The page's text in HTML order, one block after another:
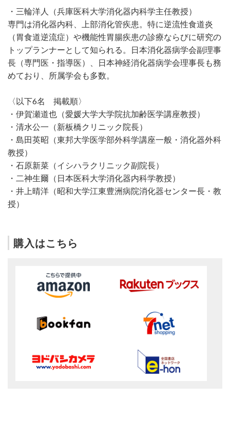
・三輪洋人（兵庫医科大学消化器内科学主任教授）
専門は消化器内科、上部消化管疾患。特に逆流性食道炎
（胃食道逆流症）や機能性胃腸疾患の診療ならびに研究の
トップランナーとして知られる。日本消化器病学会副理事
長（専門医・指導医）、日本神経消化器病学会理事長も務
めており、所属学会も多数。
〈以下6名 掲載順〉
・伊賀瀬道也（愛媛大学大学院抗加齢医学講座教授）
・清水公一（新板橋クリニック院長）
・島田英昭（東邦大学医学部外科学講座一般・消化器外科
教授）
・石原新菜（イシハラクリニック副院長）
・二神生爾（日本医科大学消化器内科学教授）
・井上晴洋（昭和大学江東豊洲病院消化器センター長・教
授）
購入はこちら